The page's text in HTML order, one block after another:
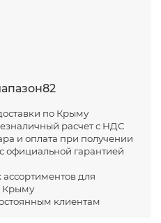
по Крыму
расчет с НДС
и оплата при получении
официальной гарантией
для
Крыму
клиентам